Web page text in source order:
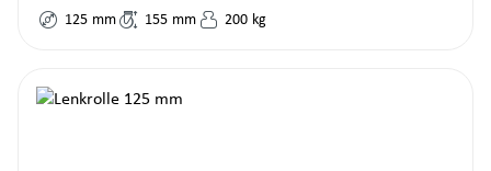
125 mm 155 mm 200 kg